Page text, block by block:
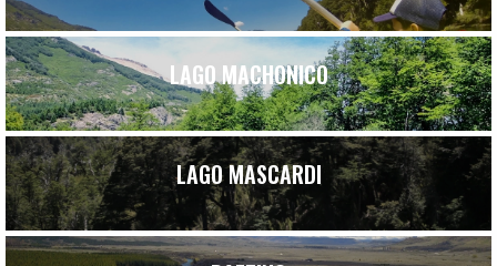
LAGO MACHONICO
LAGO MASCARDI